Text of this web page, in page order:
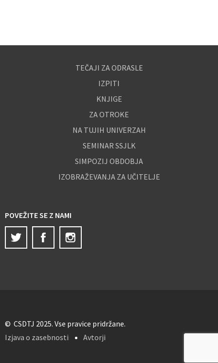
TEČAJI ZA ODRASLE
IZPITI
KNJIGE
ZA OTROKE
NA TUJIH UNIVERZAH
SEMINAR SSJLK
SIMPOZIJ OBDOBJA
IZOBRAŽEVANJA ZA UČITELJE
POVEŽITE SE Z NAMI
Twitter
Facebook
© CSDTJ 2025. Vse pravice pridržane.
Izjava o zasebnosti
Avtorji